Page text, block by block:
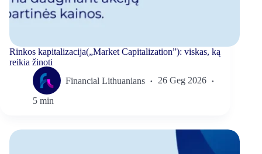
Rinkos kapitalizacija(„Market Capitalization”): viskas, ką
reikia žinoti
Financial Lithuanians
26 Geg 2026
5 min